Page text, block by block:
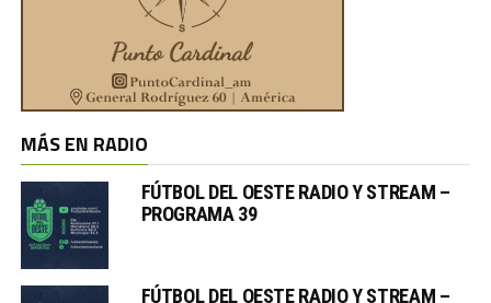
MÁS EN RADIO
FÚTBOL DEL OESTE RADIO Y STREAM –
PROGRAMA 39
FÚTBOL DEL OESTE RADIO Y STREAM –